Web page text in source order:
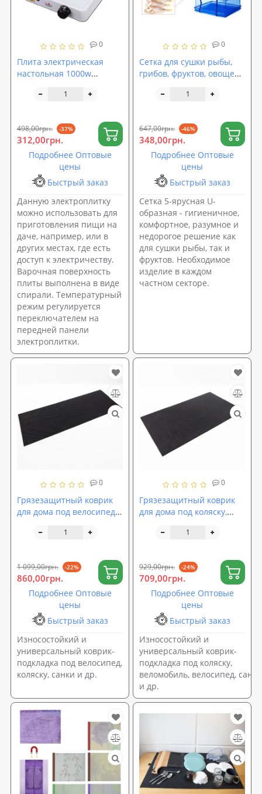
0
Плита электрическая
настольная 1000w
498,00грн. -37%
312,00грн.
Подробнее Оптовые
цены
Быстрый заказ
Данную электроплитку
можно использовать для
приготовления пищи на
даче, например, или в
других местах, где есть
доступ к электричеству.
Варочная поверхность
плиты выполнена в виде
спирали. Температурный
режим регулируется
переключателем на
передней панели
электроплитки.
0
Сетка для сушки рыбы,
грибов, фруктов, овощей
подвесная складная
защиты от насекомых
(SF23638)
647,00грн. -46%
348,00грн.
Подробнее Оптовые
цены
Быстрый заказ
Сетка 5-ярусная U-
образная - гигиеничное,
комфортное, разумное и
недорогое решение как
для сушки рыбы, так и
фруктов. Необходимое
изделие в каждом
частном секторе.
0
Грязезащитный коврик
для дома под велосипед,
EVA OSPORT (OF-0258)
1 099,00грн. -22%
860,00грн.
Подробнее Оптовые
цены
Быстрый заказ
Износостойкий и
универсальный коврик-
подкладка под велосипед,
коляску, санки и др.
0
Грязезащитный коврик
для дома под коляску,
120х70 см EVA OSPORT
929,00грн. -24%
709,00грн.
Подробнее Оптовые
цены
Быстрый заказ
Износостойкий и
универсальный коврик-
подкладка под коляску,
веломобиль, велосипед, санки
и др.